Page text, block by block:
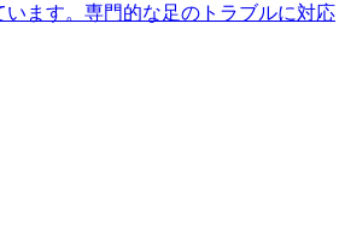
います。専門的な足のトラブルに対応